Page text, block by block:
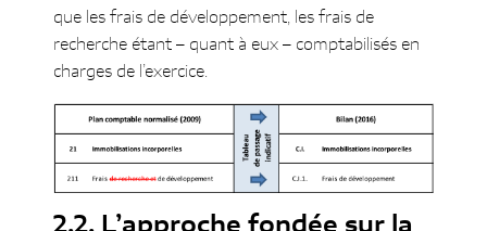
que les frais de développement, les frais de
recherche étant – quant à eux – comptabilisés en
charges de l’exercice.
L’approche fondée sur la